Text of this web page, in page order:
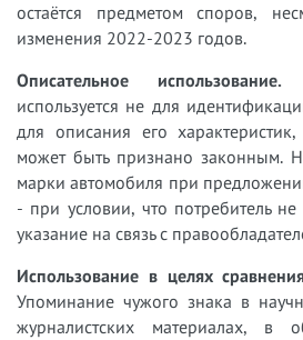
остаётся предметом споров,
изменения 2022-2023 годов.
Описательное использование.
используется не для
для описания его
может быть признано законным.
марки автомобиля при
- при условии, что потребитель
указание на связь с
Использование в целях
Упоминание чужого знака в
журналистских материалах, в